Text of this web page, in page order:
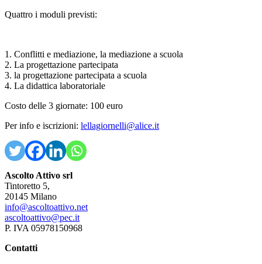
Quattro i moduli previsti:
1. Conflitti e mediazione, la mediazione a scuola
2. La progettazione partecipata
3. la progettazione partecipata a scuola
4. La didattica laboratoriale
Costo delle 3 giornate: 100 euro
Per info e iscrizioni: lellagiornelli@alice.it
Ascolto Attivo srl
Tintoretto 5,
20145 Milano
info@ascoltoattivo.net
ascoltoattivo@pec.it
P. IVA 05978150968
Contatti